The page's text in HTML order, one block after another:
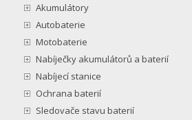
Akumulátory
Autobaterie
Motobaterie
Nabíječky akumulátorů a baterií
Nabíjecí stanice
Ochrana baterií
Sledovače stavu baterií